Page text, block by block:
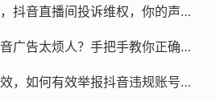
器，还是委托专业人士高效破投诉抖音直播间有用吗，抖音直播间投诉维权，你的声音能起多大作用？
怎么举报抖音广告，抖音广告太烦人？手把手教你正确举报，必要时可找专业团队处理
怎么样举报人抖音最有效，如何有效举报抖音违规账号？从自助操作到专业协助的实用指南